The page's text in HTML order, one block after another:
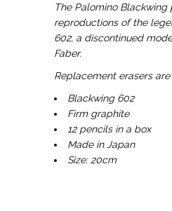
The Palomino Blackwing
reproductions of the
602, a discontinued
Faber.
Replacement erasers
Blackwing 602
Firm graphite
12 pencils in a box
Made in Japan
Size: 20cm